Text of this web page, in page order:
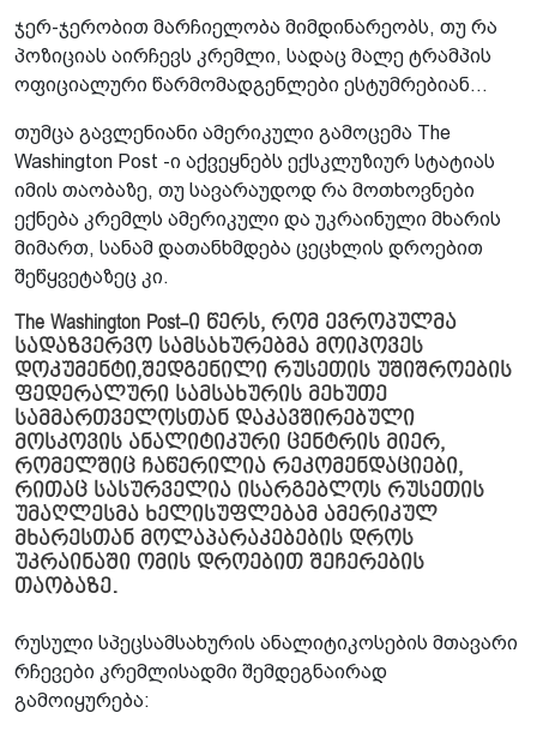
ჯერ-ჯერობით მარჩიელობა მიმდინარეობს, თუ რა
პოზიციას აირჩევს კრემლი, სადაც მალე ტრამპის
ოფიციალური წარმომადგენლები ესტუმრებიან...
თუმცა გავლენიანი ამერიკული გამოცემა The
Washington Post -ი აქვეყნებს ექსკლუზიურ სტატიას
იმის თაობაზე, თუ სავარაუდოდ რა მოთხოვნები
ექნება კრემლს ამერიკული და უკრაინული მხარის
მიმართ, სანამ დათანხმდება ცეცხლის დროებით
შეწყვეტაზეც კი.
The Washington Post-ი წერს, რომ ევროპულმა
სადაზვერვო სამსახურებმა მოიპოვეს
დოკუმენტი,შედგენილი რუსეთის უშიშროების
ფედერალური სამსახურის მეხუთე
სამმართველოსთან დაკავშირებული
მოსკოვის ანალიტიკური ცენტრის მიერ,
რომელშიც ჩაწერილია რეკომენდაციები,
რითაც სასურველია ისარგებლოს რუსეთის
უმაღლესმა ხელისუფლებამ ამერიკულ
მხარესთან მოლაპარაკებების დროს
უკრაინაში ომის დროებით შეჩერების
თაობაზე.
რუსული სპეცსამსახურის ანალიტიკოსების მთავარი
რჩევები კრემლისადმი შემდეგნაირად
გამოიყურება: